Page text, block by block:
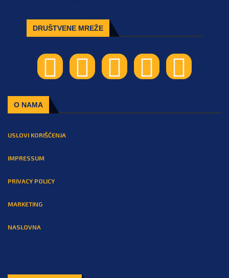
DRUŠTVENE MREŽE
O NAMA
USLOVI KORIŠĆENJA
IMPRESSUM
PRIVACY POLICY
MARKETING
NASLOVNA